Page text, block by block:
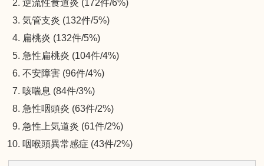
逆流性食道炎 (172件/6%)
気管支炎 (132件/5%)
扁桃炎 (132件/5%)
急性扁桃炎 (104件/4%)
不安障害 (96件/4%)
咳喘息 (84件/3%)
急性咽頭炎 (63件/2%)
急性上気道炎 (61件/2%)
咽喉頭異常感症 (43件/2%)